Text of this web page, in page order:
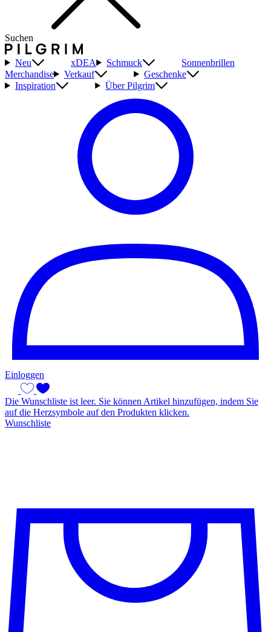
Suchen
Neu xDEA Schmuck
Sonnenbrillen
Merchandise
Verkauf
Geschenke
Inspiration
Über Pilgrim
Einloggen
Die Wunschliste ist leer. Sie können Artikel hinzufügen, indem Sie
auf die Herzsymbole auf den Produkten klicken.
Wunschliste